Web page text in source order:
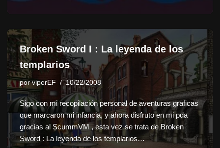
Broken Sword I : La leyenda de los
templarios
porviperEF 10/22/2008
Sigo con mi recopilación personal de aventuras graficas
que marcaron mi infancia, y ahora disfruto en mi pda
gracias al ScummVM , esta vez se trata de Broken
Sword : La leyenda de los templarios…